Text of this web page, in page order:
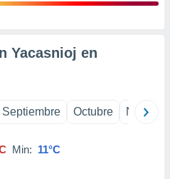
Yacasnioj en
Septiembre Octubre
Min: 11°C